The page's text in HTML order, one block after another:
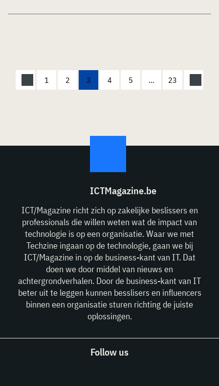
1 2 3 4 5 … 23
ICTMagazine.be
ICT/Magazine richt zich op zakelijke beslissers en
professionals die willen weten wat de impact van
technologie is op een organisatie. Waar we met
Techzine ingaan op de technologie, gaan we bij
ICT/Magazine in op de business-kant van IT. Dat
doen we door middel van nieuws en
achtergrondverhalen. Door de business-kant van IT
beter uit te leggen kunnen besslisers en influencers
binnen een organisatie sturen richting de juiste
oplossingen.
Follow us